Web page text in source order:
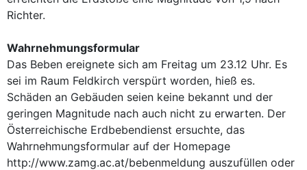
Richter.
Wahrnehmungsformular
Das Beben ereignete sich am Freitag um 23.12 Uhr. Es
sei im Raum Feldkirch verspürt worden, hieß es.
Schäden an Gebäuden seien keine bekannt und der
geringen Magnitude nach auch nicht zu erwarten. Der
Österreichische Erdbebendienst ersuchte, das
Wahrnehmungsformular auf der Homepage
http://www.zamg.ac.at/bebenmeldung auszufüllen oder